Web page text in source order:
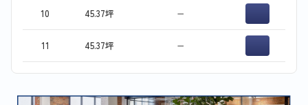
10 45.37坪 −
11 45.37坪 −